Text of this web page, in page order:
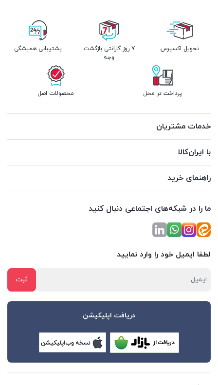
تحویل اکسپرس
7 روز گارانتی بازگشت
وجه
پشتیبانی همیشگی
پرداخت در محل محصولات اصل
خدمات مشتریان
با ایران‌کالا
راهنمای خرید
ما را در شبکه‌های اجتماعی دنبال کنید
لطفا ایمیل خود را وارد نمایید
دریافت اپلیکیشن